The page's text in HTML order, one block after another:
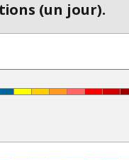
(un jour).